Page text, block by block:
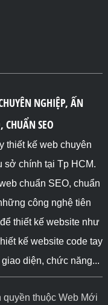
NGHIỆP, ẤN
CHUẨN SEO
thiết kế web chuyên
sở chính tại Tp HCM.
chuẩn SEO, chuẩn
công nghệ tiên
thiết kế website như
kế website code tay
diện, chức năng...
thuộc Web Mới